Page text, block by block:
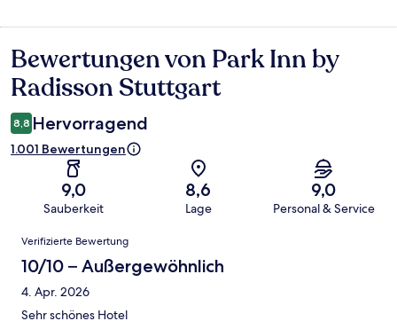
Bewertungen
Bewertungen von Park Inn by
Radisson Stuttgart
8,8 Hervorragend
1.001 Bewertungen
9,0
Sauberkeit
8,6
Lage
9,0
Personal & Service
Bewertungen
Verifizierte Bewertung
10/10 – Außergewöhnlich
4. Apr. 2026
Sehr schönes Hotel